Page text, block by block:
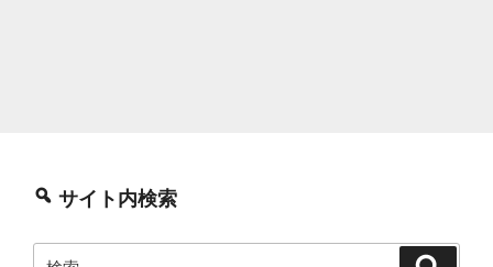
サイト内検索